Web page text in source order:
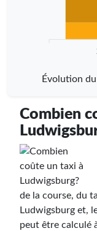
Évolution
Combien
de la course, du
Ludwigsburg et,
peut être calculé